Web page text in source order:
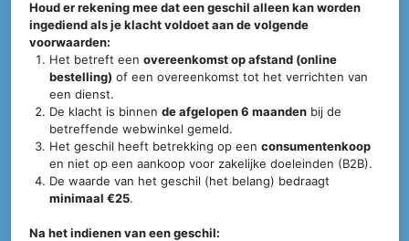
Houd er rekening mee dat een geschil alleen kan worden
ingediend als je klacht voldoet aan de volgende
voorwaarden:
Het betreft eenovereenkomst op afstand (online
bestelling) of een overeenkomst tot het verrichten van
een dienst.
De klacht is binnende afgelopen 6 maanden bij de
betreffende webwinkel gemeld.
Het geschil heeft betrekking op eenconsumentenkoop
en niet op een aankoop voor zakelijke doeleinden (B2B).
De waarde van het geschil (het belang) bedraagt
minimaal €25.
Na het indienen van een geschil: